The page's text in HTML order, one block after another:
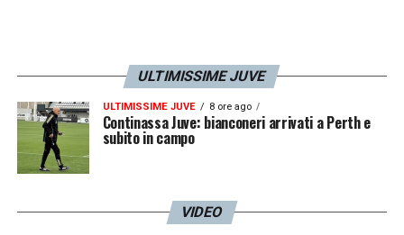
ULTIMISSIME JUVE
ULTIMISSIME JUVE 8 ore ago
Continassa Juve: bianconeri arrivati a Perth e
subito in campo
VIDEO